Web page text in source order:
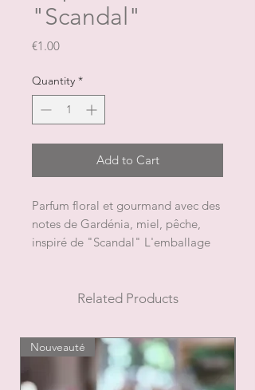
"Scandal"
€1.00Price
Quantity *
Add to Cart
Parfum floral et gourmand avec des
notes de Gardénia, miel, pêche,
inspiré de "Scandal" L'emballage
forme et la couleur peuvent changer
Related Products
Nouveauté